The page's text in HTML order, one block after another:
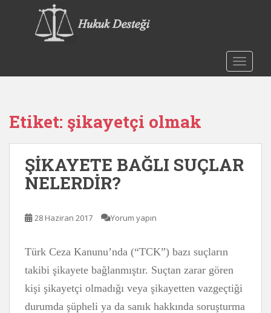
o
Etiket: şikayetçi olmak
ŞİKAYETE BAĞLI SUÇLAR
NELERDİR?
28 Haziran 2017 Yorum yapın
Türk Ceza Kanunu’nda (“TCK”) bazı suçların
takibi şikayete bağlanmıştır. Suçtan zarar gören
kişi şikayetçi olmadığı veya şikayetten vazgeçtiği
durumda şüpheli ya da sanık hakkında soruşturma